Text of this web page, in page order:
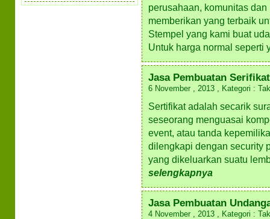
perusahaan, komunitas
memberikan yang terbaik
Stempel yang kami buat
Untuk harga normal seperti
Jasa Pembuatan Serifikat
6 November , 2013 , Kategori :
Sertifikat adalah secarik
seseorang menguasai
event, atau tanda
dilengkapi dengan security
yang dikeluarkan suatu
selengkapnya
Jasa Pembuatan
4 November , 2013 , Kategori :